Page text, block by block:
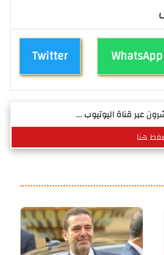
Twitter WhatsApp
عبر قناة اليوتيوب ...
هنا